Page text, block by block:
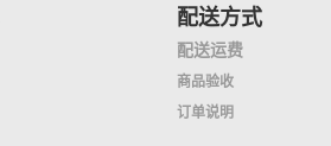
配送方式
配送运费
商品验收
订单说明